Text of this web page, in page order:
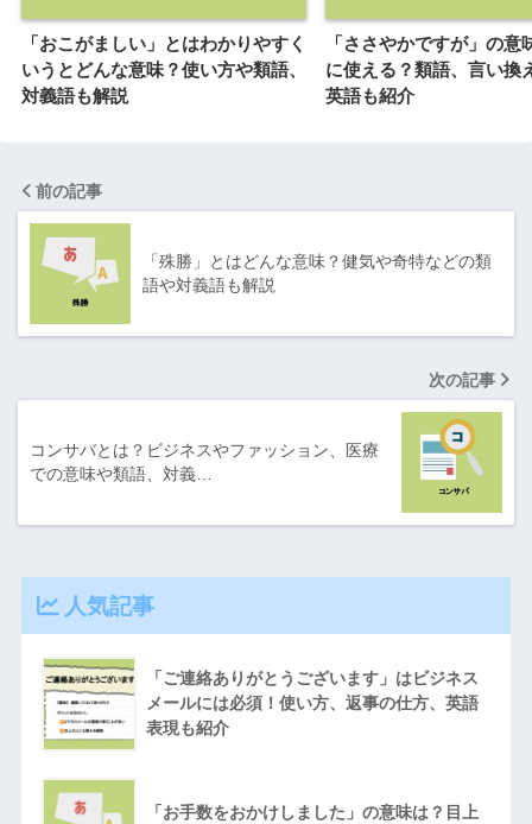
「おこがましい」とはわかりやすく
いうとどんな意味？使い方や類語、
対義語も解説
「ささやかですが」の意
に使える？類語、言い換
英語も紹介
前の記事
「殊勝」とはどんな意味？健気や奇特などの類
語や対義語も解説
次の記事
コンサバとは？ビジネスやファッション、医療
での意味や類語、対義…
人気記事
「ご連絡ありがとうございます」はビジネス
メールには必須！使い方、返事の仕方、英語
表現も紹介
「お手数をおかけしました」の意味は？目上